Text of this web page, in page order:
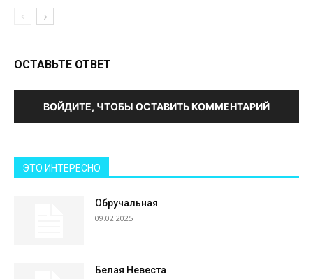
ОСТАВЬТЕ ОТВЕТ
ВОЙДИТЕ, ЧТОБЫ ОСТАВИТЬ КОММЕНТАРИЙ
ЭТО ИНТЕРЕСНО
Обручальная
09.02.2025
Белая Невеста